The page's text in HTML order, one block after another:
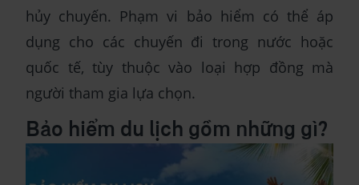
hủy chuyến. Phạm vi bảo hiểm có thể áp
dụng cho các chuyến đi trong nước hoặc
quốc tế, tùy thuộc vào loại hợp đồng mà
người tham gia lựa chọn.
Bảo hiểm du lịch gồm những gì?